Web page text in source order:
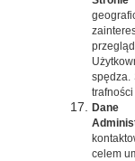
spędza.
Dane
celem